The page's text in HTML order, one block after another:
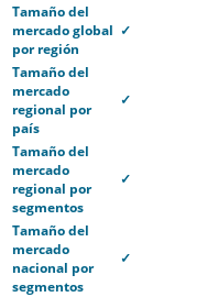
Tamaño del
mercado global
por región
✓
Tamaño del
mercado
regional por
país
✓
Tamaño del
mercado
regional por
segmentos
✓
Tamaño del
mercado
nacional por
segmentos
✓